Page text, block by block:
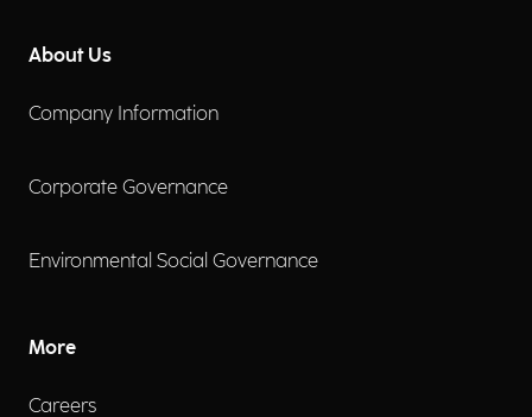
About Us
Company Information
Corporate Governance
Environmental Social Governance
More
Careers